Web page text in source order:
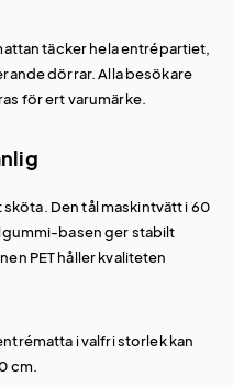
täcker hela entrépartiet,
dörrar. Alla besökare
för ert varumärke.
Den tål maskintvätt i 60
basen ger stabilt
PET håller kvaliteten
i valfri storlekkan
cm.